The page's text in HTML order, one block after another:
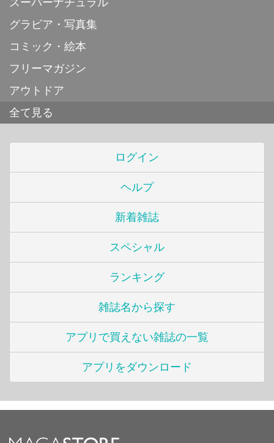
グラビア・写真集
コミック・絵本
フリーマガジン
アウトドア
全て見る
ログイン
ヘルプ
新着雑誌
スペシャル
ランキング
雑誌名から探す
アプリで買えない雑誌の一覧
アプリをダウンロード